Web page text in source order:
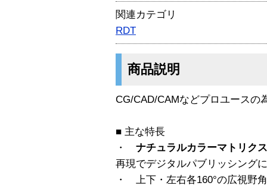
関連カテゴリ
RDT
商品説明
CG/CAD/CAMなどプロユースの
■ 主な特長
・ ナチュラルカラーマトリク
再現でデジタルパブリッシング
・ 上下・左右各160°の広視野